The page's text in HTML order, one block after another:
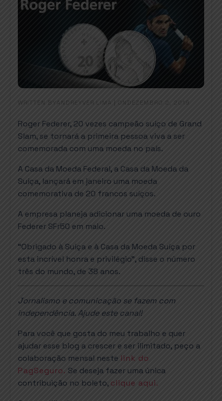
WRITTEN BY ANDREYVER LIMA ONDEZEMBRO 2, 2019
Roger Federer, 20 vezes campeão suíço de Grand
Slam, se tornará a primeira pessoa viva a ser
comemorada com uma moeda no país.
A Casa da Moeda Federal, a Casa da Moeda da
Suíça, lançará em janeiro uma moeda
comemorativa de 20 francos suíços.
A empresa planeja adicionar uma moeda de ouro
Federer SFr50 em maio.
“Obrigado à Suíça e à Casa da Moeda Suíça por
esta incrível honra e privilégio”, disse o número
três do mundo, de 38 anos.
Jornalismo e comunicação se fazem com
independência. Ajude este canal!
Para você que gosta do meu trabalho e quer
ajudar esse blog a crescer e ser ilimitado, peço a
colaboração mensal neste link do
PagSeguro. Se deseja fazer uma única
contribuição no boleto, clique aqui.